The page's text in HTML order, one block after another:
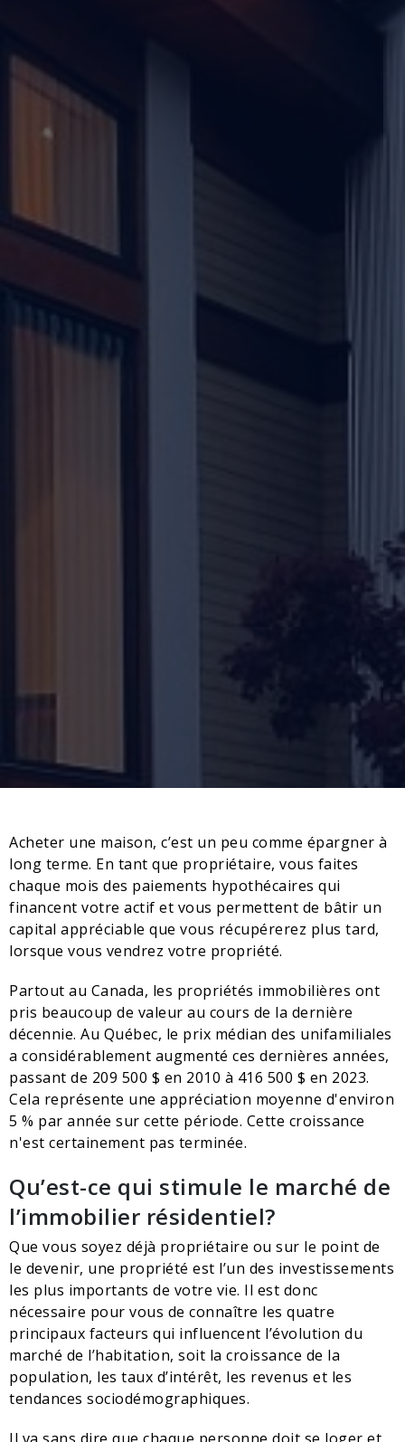
Acheter une maison, c’est un peu comme épargner à
long terme. En tant que propriétaire, vous faites
chaque mois des paiements hypothécaires qui
financent votre actif et vous permettent de bâtir un
capital appréciable que vous récupérerez plus tard,
lorsque vous vendrez votre propriété.
Partout au Canada, les propriétés immobilières ont
pris beaucoup de valeur au cours de la dernière
décennie. Au Québec, le prix médian des unifamiliales
a considérablement augmenté ces dernières années,
passant de 209 500 $ en 2010 à 416 500 $ en 2023.
Cela représente une appréciation moyenne d'environ
5 % par année sur cette période. Cette croissance
n'est certainement pas terminée.
Qu’est-ce qui stimule le marché de
l’immobilier résidentiel?
Que vous soyez déjà propriétaire ou sur le point de
le devenir, une propriété est l’un des investissements
les plus importants de votre vie. Il est donc
nécessaire pour vous de connaître les quatre
principaux facteurs qui influencent l’évolution du
marché de l’habitation, soit la croissance de la
population, les taux d’intérêt, les revenus et les
tendances sociodémographiques.